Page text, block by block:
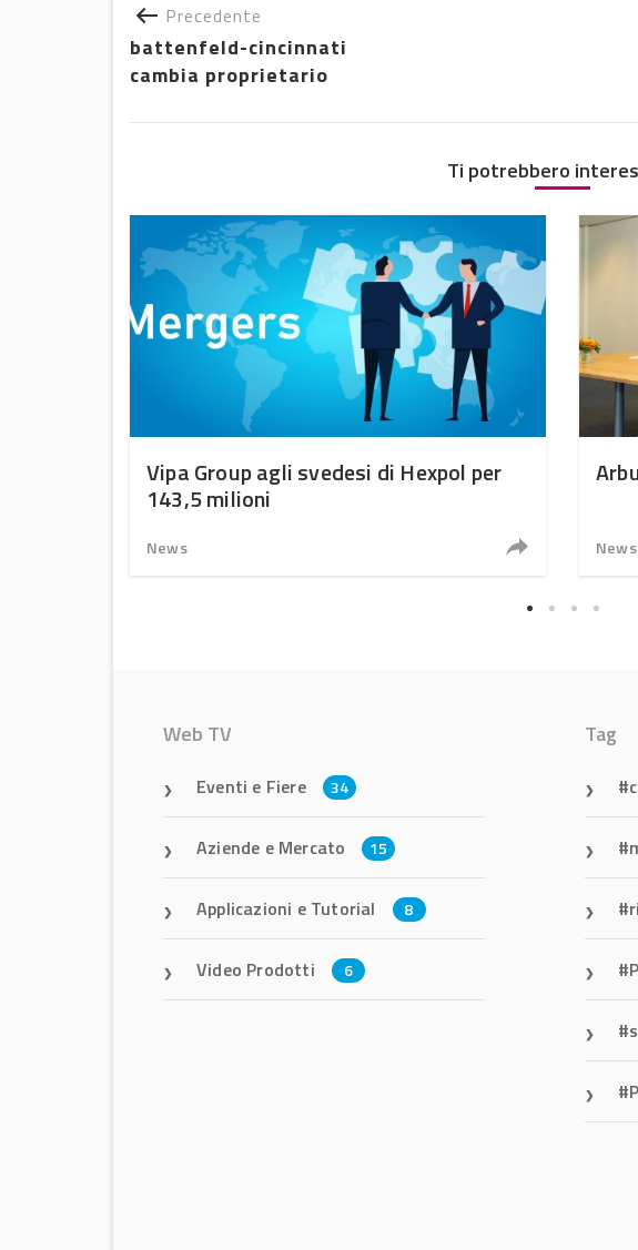
Precedente
battenfeld-cincinnati
cambia proprietario
Ti potrebbero
Vipa Group agli svedesi di Hexpol per
143,5 milioni
News News
Web TV
Eventi e Fiere 34
Aziende e Mercato 15
Applicazioni e Tutorial 8
Video Prodotti 6
Tag